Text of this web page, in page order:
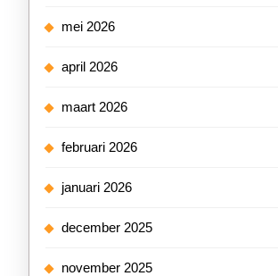
mei 2026
april 2026
maart 2026
februari 2026
januari 2026
december 2025
november 2025